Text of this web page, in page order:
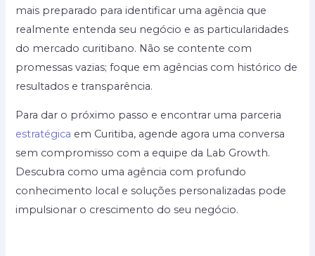
mais preparado para identificar uma agência que
realmente entenda seu negócio e as particularidades
do mercado curitibano. Não se contente com
promessas vazias; foque em agências com histórico de
resultados e transparência.
Para dar o próximo passo e encontrar uma parceria
estratégica em Curitiba, agende agora uma conversa
sem compromisso com a equipe da Lab Growth.
Descubra como uma agência com profundo
conhecimento local e soluções personalizadas pode
impulsionar o crescimento do seu negócio.